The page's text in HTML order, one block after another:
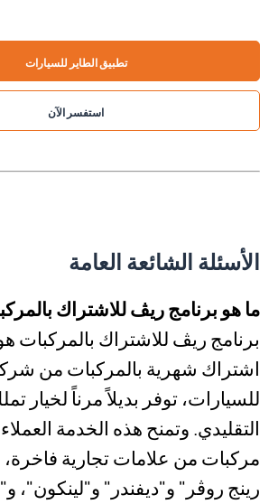
تطبيق الطاير للسيارات
استفسر الآن
الأسئلة الشائعة العامة
ما هو برنامج ريڤللاشتراك
برنامج ريڤ للاشتراك بالمركبات
اشتراك شهرية بالمركبات من
للسيارات، توفر بديلاً مرناً لخيار
التقليدي. وتمنح هذه الخدمة
مركبات من علامات تجارية
رينج روڤر" و"ديفندر" و"لينكون"،